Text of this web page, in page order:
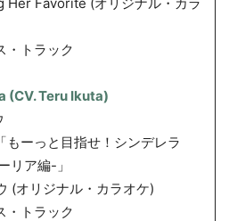
・トラック
(CV. Teru Ikuta)
もーっと目指せ！シンデレラ
リア編-」
(オリジナル・カラオケ)
・トラック